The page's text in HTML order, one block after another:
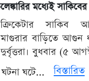
মধ্যেই
ক্রিকেটার সাকিব
মাগুরার বাড়িতে আগুন
দুর্বৃত্তরা। বুধবার (৫
ঘটে...
বিস্তারিত